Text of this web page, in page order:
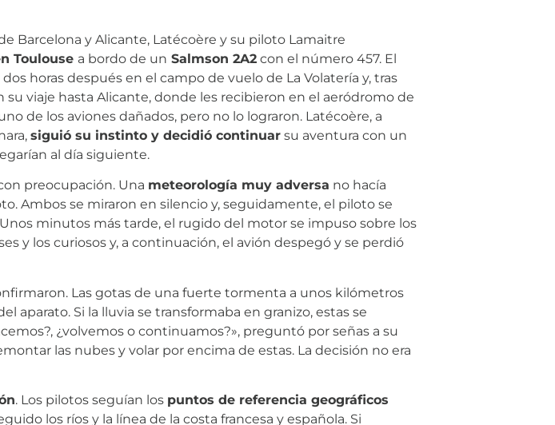
Barcelona y Alicante, Latécoère y su piloto Lamaitre
Toulouse a bordo de un Salmson 2A2 con el número 457. El
horas después en el campo de vuelo de La Volatería y, tras
viaje hasta Alicante, donde les recibieron en el aeródromo de
de los aviones dañados, pero no lo lograron. Latécoère, a
siguió su instinto y decidió continuar su aventura con un
al día siguiente.
preocupación. Una meteorología muy adversa no hacía
Ambos se miraron en silencio y, seguidamente, el piloto se
minutos más tarde, el rugido del motor se impuso sobre los
y los curiosos y, a continuación, el avión despegó y se perdió
Las gotas de una fuerte tormenta a unos kilómetros
aparato. Si la lluvia se transformaba en granizo, estas se
¿volvemos o continuamos?», preguntó por señas a su
las nubes y volar por encima de estas. La decisión no era
. Los pilotos seguían los puntos de referencia geográficos
los ríos y la línea de la costa francesa y española. Si